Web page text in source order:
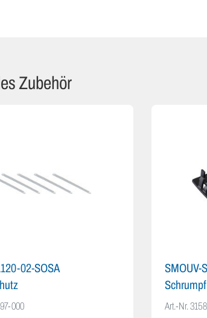
Zubehör
02-SOSA
000
SMOUV-
Art.-Nr.